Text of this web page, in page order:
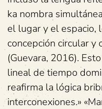
ka nombra
el lugar y el espacio,
concepción circular y
(Guevara, 2016).
lineal de tiempo
reafirma la lógica
interconexiones.»